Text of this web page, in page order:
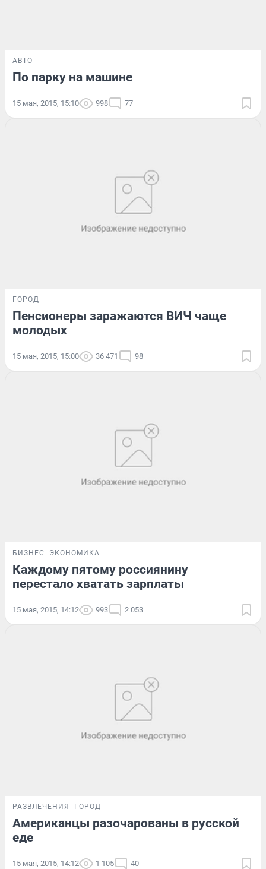
АВТО
По парку на машине
15 мая, 2015, 15:10 998 77
ГОРОД
Пенсионеры заражаются ВИЧ чаще
молодых
15 мая, 2015, 15:00 36 471 98
БИЗНЕС ЭКОНОМИКА
Каждому пятому россиянину
перестало хватать зарплаты
15 мая, 2015, 14:12 993 2 053
РАЗВЛЕЧЕНИЯ ГОРОД
Американцы разочарованы в русской
еде
15 мая, 2015, 14:12 1 105 40